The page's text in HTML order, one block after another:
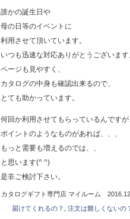
誰かの誕生日や
母の日等のイベントに
利用させて頂いています。
いつも迅速な対応ありがとうございます
ページも見やすく、
カタログの中身も確認出来るので、
とても助かっています。
何回か利用させてもらっているんですが
ポイントのようなものがあれば、、、
もっと需要も増えるのでは、、
と思います(^ ^)
是非ご検討下さい。
カタログギフト専門店 マイルーム
届けてくれるの？
注文は難しくないの